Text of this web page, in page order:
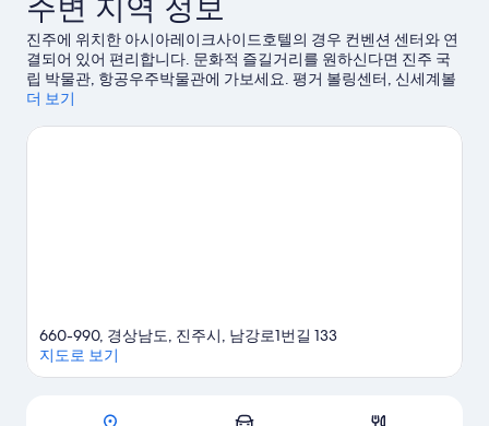
주변 지역 정보
진주에 위치한 아시아레이크사이드호텔의 경우 컨벤션 센터와 연
결되어 있어 편리합니다. 문화적 즐길거리를 원하신다면 진주 국
립 박물관, 항공우주박물관에 가보세요. 평거 볼링센터, 신세계볼
링장에서는 액티비티도 경험하실 수 있습니다. 진양호 동물원도
더 보기
지도
660-990, 경상남도, 진주시, 남강로1번길 133
지도로 보기